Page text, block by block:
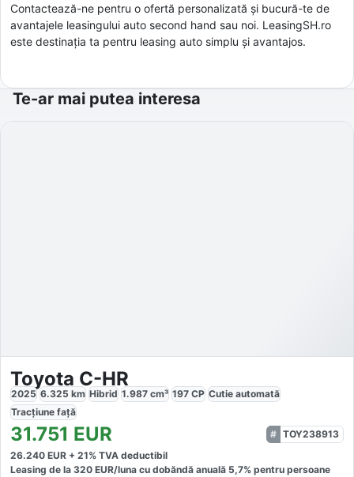
Contactează-ne pentru o ofertă personalizată și bucură-te de
avantajele leasingului auto second hand sau noi. LeasingSH.ro
este destinația ta pentru leasing auto simplu și avantajos.
Te-ar mai putea interesa
Toyota C-HR
2025 6.325 km Hibrid 1.987 cm³ 197 CP Cutie automată
Tracțiune față
31.751 EUR
TOY238913
26.240 EUR + 21% TVA deductibil
Leasing de la 320 EUR/luna cu dobăndă anuală 5,7% pentru persoane